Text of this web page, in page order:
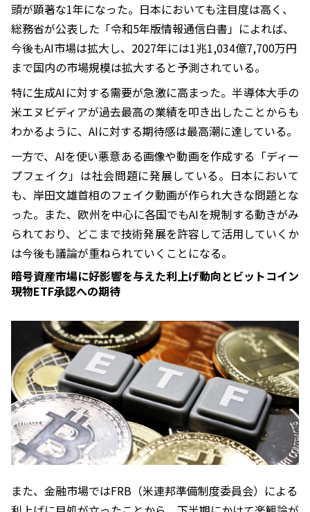
頭が顕著な1年になった。日本においても注目度は高く、
総務省が公表した「令和5年版情報通信白書」によれば、
今後もAI市場は拡大し、2027年には1兆1,034億7,700万円
まで国内の市場規模は拡大すると予測されている。
特に生成AIに対する需要が急激に高まった。半導体大手の
米エヌビディアが過去最高の業績を叩き出したことからも
わかるように、AIに対する期待感は最高潮に達している。
一方で、AIを使い悪意ある画像や動画を作成する「ディー
プフェイク」は社会問題に発展している。日本において
も、岸田文雄首相のフェイク動画が作られ大きな問題とな
った。また、欧州を中心に各国でもAIを規制する動きがみ
られており、どこまで技術発展を許容して活用していくか
は今後も議論が重ねられていくことになる。
暗号資産市場に好影響を与えた利上げ動向とビットコイン
現物ETF承認への期待
また、金融市場ではFRB（米連邦準備制度委員会）による